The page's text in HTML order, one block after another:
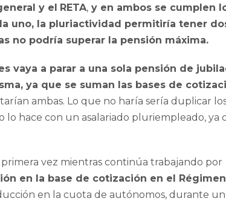
y el RETA, y en ambos se cumplen
uno, la pluriactividad permitiría tener
no podría superar la pensión máxima.
vaya a parar a una sola pensión de
ya que se suman las bases de
ambas. Lo que no haría sería duplicar
lo hace con un asalariado pluriempleado, ya
vez mientras continúa trabajando por
en la base de cotización en el Régimen
en la cuota de autónomos, durante un